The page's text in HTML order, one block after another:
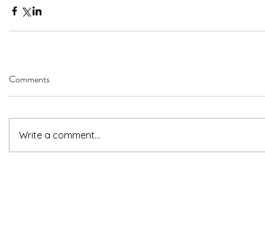
Comments
Write a comment...